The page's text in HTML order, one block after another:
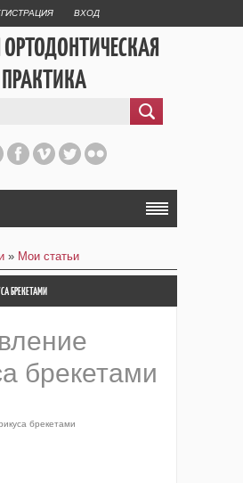
ВХОД
ПРАКТИКА
» Мои статьи
БРЕКЕТАМИ
брекетами